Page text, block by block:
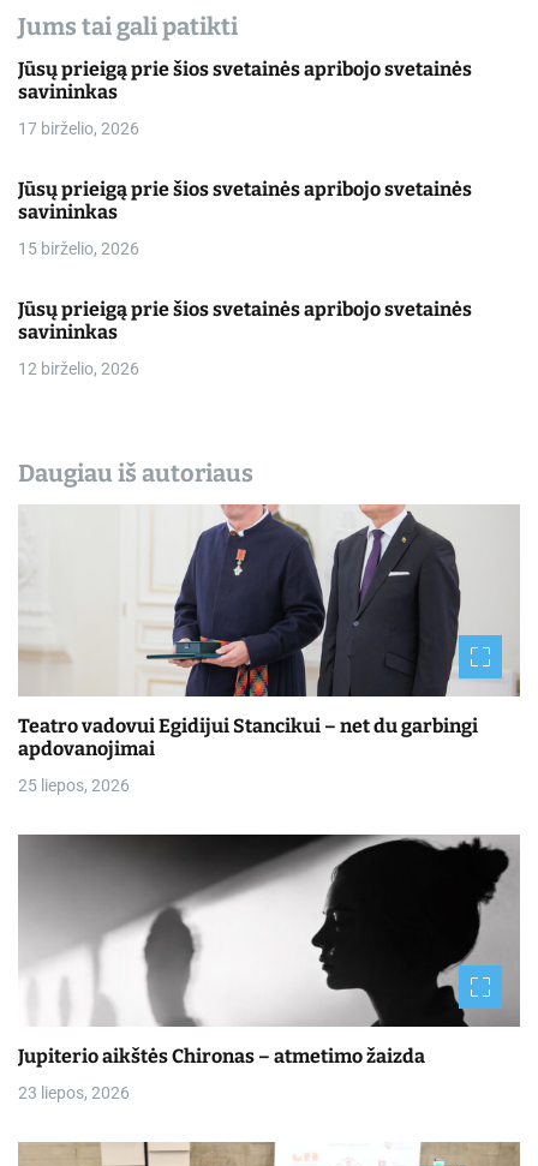
Jums tai gali patikti
Jūsų prieigą prie šios svetainės apribojo svetainės
savininkas
17 birželio, 2026
Jūsų prieigą prie šios svetainės apribojo svetainės
savininkas
15 birželio, 2026
Jūsų prieigą prie šios svetainės apribojo svetainės
savininkas
12 birželio, 2026
Daugiau iš autoriaus
Teatro vadovui Egidijui Stancikui – net du garbingi
apdovanojimai
25 liepos, 2026
Jupiterio aikštės Chironas – atmetimo žaizda
23 liepos, 2026